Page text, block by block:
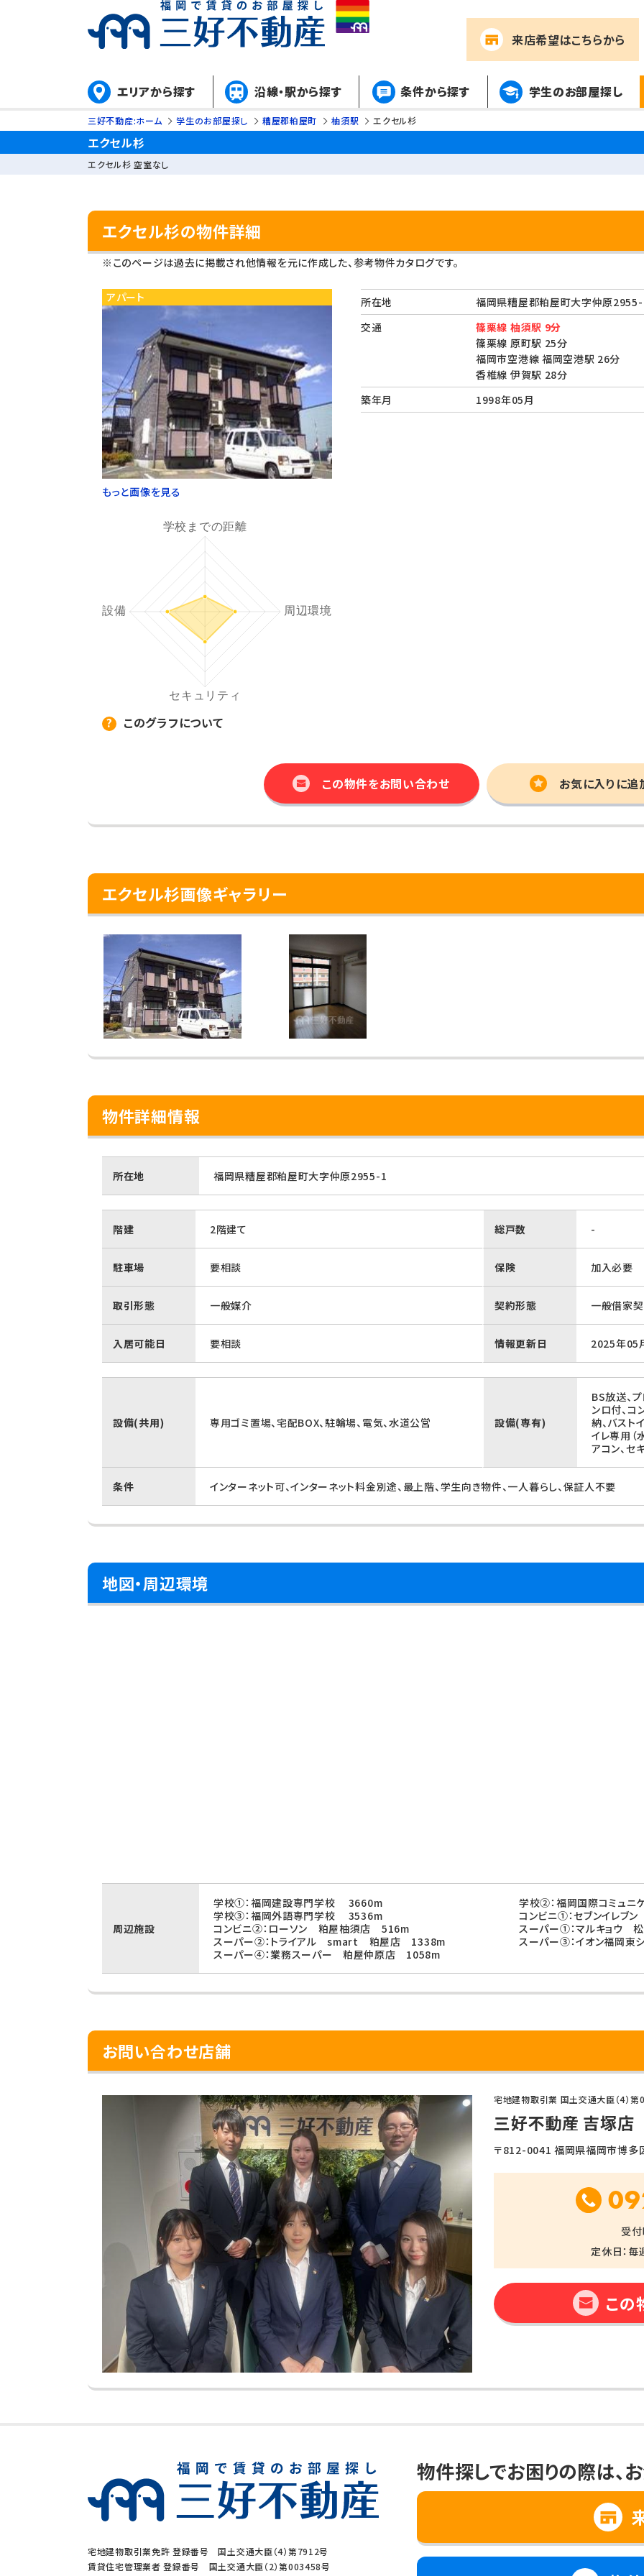
来店希望はこちらから
エリアから探す 沿線・駅から探す 条件から探す 学生のお部屋探し
三好不動産:ホーム 学生のお部屋探し 糟屋郡粕屋町 柚須駅 エクセル杉
エクセル杉
エクセル杉 空室なし
エクセル杉の物件詳細
※このページは過去に掲載され他情報を元に作成した、参考物件カタログです。
アパート
もっと画像を見る
このグラフについて
所在地
福岡県糟屋郡粕屋町大字仲原
交通
篠栗線 柚須駅 9分
篠栗線 原町駅 25分
福岡市空港線 福岡空港駅 26分
香椎線 伊賀駅 28分
築年月
1998年05月
この物件をお問い合わせ お気に入りに追
エクセル杉画像ギャラリー
物件詳細情報
所在地 福岡県糟屋郡粕屋町大字仲原2955-1
階建 2階建て 総戸数 -
駐車場 要相談 保険 加入必要
取引形態 一般媒介 契約形態 一般借家
入居可能日 要相談 情報更新日 2025年05
設備(共用) 専用ゴミ置場、宅配BOX、駐輪場、電気、水道公営 設備(専有)
BS放送、
ンロ付、コ
納、バスト
イレ専用（
アコン、セ
条件 インターネット可、インターネット料金別途、最上階、学生向き物件、一人暮らし、保証人不要
地図・周辺環境
周辺施設
学校①：福岡建設専門学校 3660m
学校②：福岡国際コミュ
学校③：福岡外語専門学校 3536m
コンビニ①：セブンイレ
コンビニ②：ローソン 粕屋柚須店 516m
スーパー①：マルキョウ
スーパー②：トライアル smart 粕屋店 1338m
スーパー③：イオン福岡東
スーパー④：業務スーパー 粕屋仲原店 1058m
お問い合わせ店舗
宅地建物取引業 国土交通大臣（4）
三好不動産 吉塚店
〒812-0041 福岡県福岡市博
受
定休日：毎
この
宅地建物取引業免許 登録番号 国土交通大臣（4）第7912号
賃貸住宅管理業者 登録番号 国土交通大臣（2）第003458号
物件探しでお困りの際は、